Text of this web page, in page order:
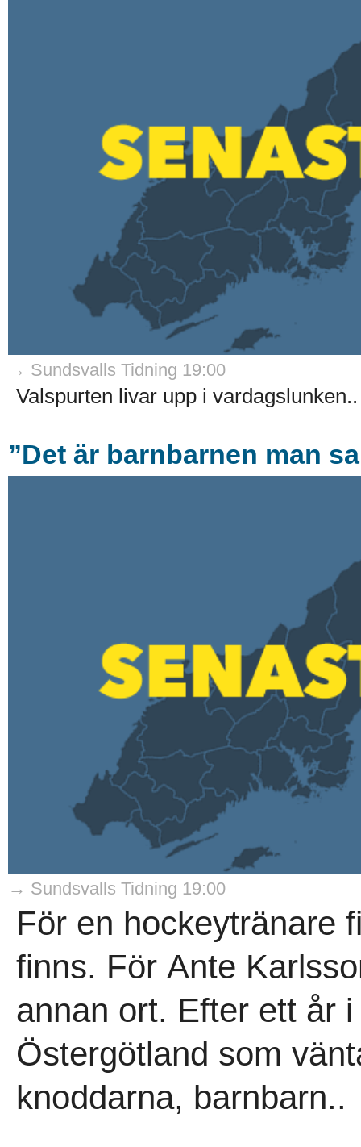
→ Sundsvalls Tidning 19:00
Valspurten livar upp i vardagslunken..
”Det är barnbarnen man
→ Sundsvalls Tidning 19:00
För en hockeytränare
finns. För Ante
annan ort. Efter ett år
Östergötland som
knoddarna, barnbarn..